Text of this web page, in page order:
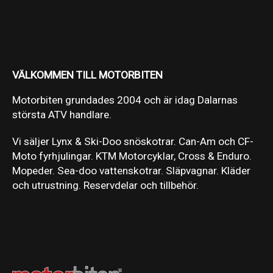
VÄLKOMMEN TILL MOTORBITEN
Motorbiten grundades 2004 och är idag Dalarnas
största ATV handlare.
Vi säljer Lynx & Ski-Doo snöskotrar. Can-Am och CF-
Moto fyrhjulingar. KTM Motorcyklar, Cross & Enduro.
Mopeder. Sea-doo vattenskotrar. Släpvagnar. Kläder
och utrustning. Reservdelar och tillbehör.